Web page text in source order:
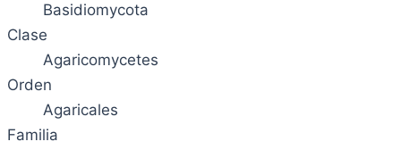
Basidiomycota
Clase
Agaricomycetes
Orden
Agaricales
Familia